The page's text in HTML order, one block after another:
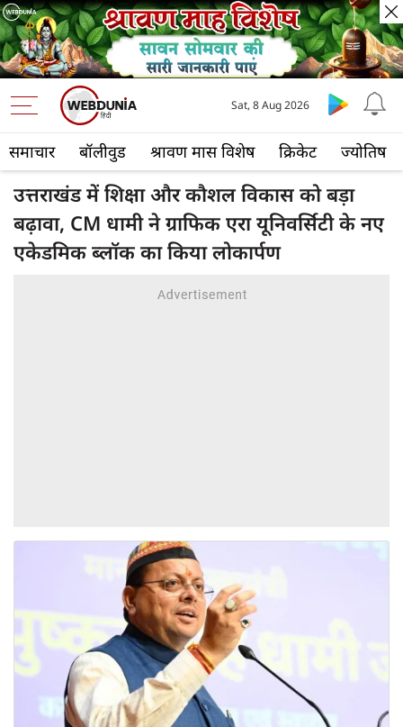
समाचार बॉलीवुड श्रावण मास विशेष क्रिकेट ज्योतिष
Sat, 8 Aug 2026
उत्तराखंड में शिक्षा और कौशल विकास को बड़ा
बढ़ावा, CM धामी ने ग्राफिक एरा यूनिवर्सिटी के नए
एकेडमिक ब्लॉक का किया लोकार्पण